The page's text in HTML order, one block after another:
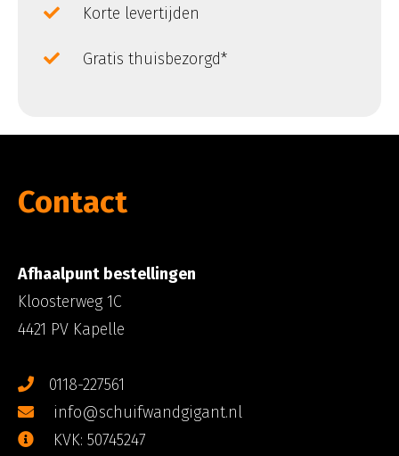
Korte levertijden
Gratis thuisbezorgd*
Contact
Afhaalpunt bestellingen
Kloosterweg 1C
4421 PV Kapelle
0118-227561
info@schuifwandgigant.nl
KVK: 50745247